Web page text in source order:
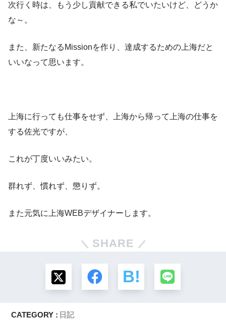
次行く時は、もう少し貢献できる私でいたいけど、どうか
な～。
また、新たなるMissionを作り、達成するための上海だと
いいなって思います。
上海に行っても仕事をせず、上海から帰って上海の仕事を
する佐光ですが、
これが丁度いいみたい。
群れず、慣れず、懲りず。
また元気に上海WEBデザイナーします。
SHARE
CATEGORY : 日記